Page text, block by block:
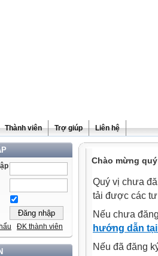
Thành viên Trợ giúp Liên hệ
ĐK thành viên
Chào mừng
Quý vị chưa
tải được các
Nếu chưa
hướng dẫn
Nếu đã đăng